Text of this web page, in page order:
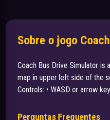
Sobre o jogo
Coach Bus Drive Simulator
map in upper left side of the
Controls: • WASD or arrow
Perguntas Frequentes